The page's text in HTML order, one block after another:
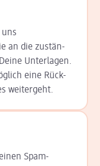
uns
an die zu­stän­
Unterlagen.
eine Rück­
weitergeht.
Spam-